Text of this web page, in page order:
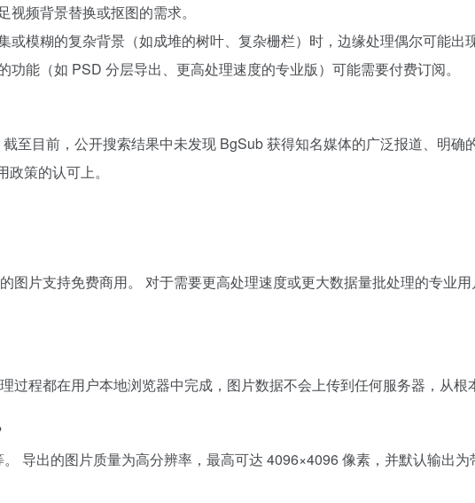
频背景替换或抠图的需求。
或模糊的复杂背景（如成堆的树叶、复杂栅栏）时，边缘处理偶尔可能出
功能（如 PSD 分层导出、更高处理速度的专业版）可能需要付费订阅。
至目前，公开搜索结果中未发现 BgSub 获得知名媒体的广泛报道、明
策的认可上。
图片支持免费商用。 对于需要更高处理速度或更大数据量批处理的专业
程都在用户本地浏览器中完成，图片数据不会上传到任何服务器，从根
导出的图片质量为高分辨率，最高可达 4096×4096 像素，并默认输出为